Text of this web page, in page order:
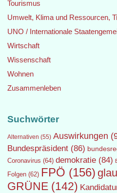
Tourismus
Umwelt, Klima und Ressourcen,
UNO / Internationale
Wirtschaft
Wissenschaft
Wohnen
Zusammenleben
Suchwörter
Alternativen (55) Auswirkungen
Bundespräsident (86)
Coronavirus (64) demokratie (84)
Folgen (62) FPÖ (156)
GRÜNE (142)